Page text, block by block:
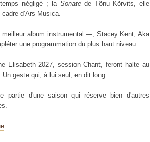
négligé ; la Sonatede Tõnu Kõrvits, elle
d'Ars Musica.
album instrumental —, Stacey Kent, Aka
une programmation du plus haut niveau.
Elisabeth 2027, session Chant, feront halte au
geste qui, à lui seul, en dit long.
partie d'une saison qui réserve bien d'autres